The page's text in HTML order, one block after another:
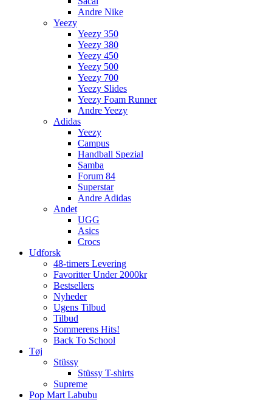
Andre Nike
Yeezy
Yeezy 350
Yeezy 380
Yeezy 450
Yeezy 500
Yeezy 700
Yeezy Slides
Yeezy Foam Runner
Andre Yeezy
Adidas
Yeezy
Campus
Handball Spezial
Samba
Forum 84
Superstar
Andre Adidas
Andet
UGG
Asics
Crocs
Udforsk
48-timers Levering
Favoritter Under 2000kr
Bestsellers
Nyheder
Ugens Tilbud
Tilbud
Sommerens Hits!
Back To School
Tøj
Stüssy
Stüssy T-shirts
Supreme
Pop Mart Labubu